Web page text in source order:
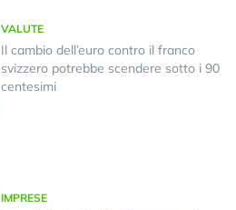
VALUTE
Il cambio dell’euro contro il franco
svizzero potrebbe scendere sotto i 90
centesimi
IMPRESE